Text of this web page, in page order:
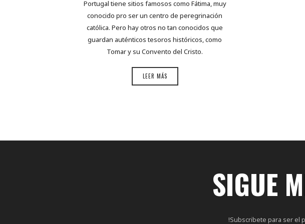
Portugal tiene sitios famosos como Fátima, muy
conocido pro ser un centro de peregrinación
católica. Pero hay otros no tan conocidos que
guardan auténticos tesoros históricos, como
Tomar y su Convento del Cristo.
LEER MÁS
SIGUE
!Subscribete para ser el